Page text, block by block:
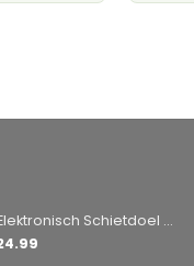
3 Targets – Automatische Reset – Digitaal Scorebord – voor Foam Darts